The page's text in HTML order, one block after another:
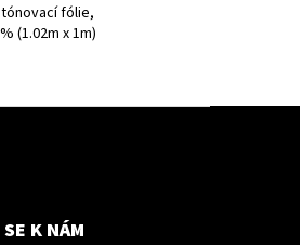
tónovací fólie,
(1.02m x 1m)
K NÁM